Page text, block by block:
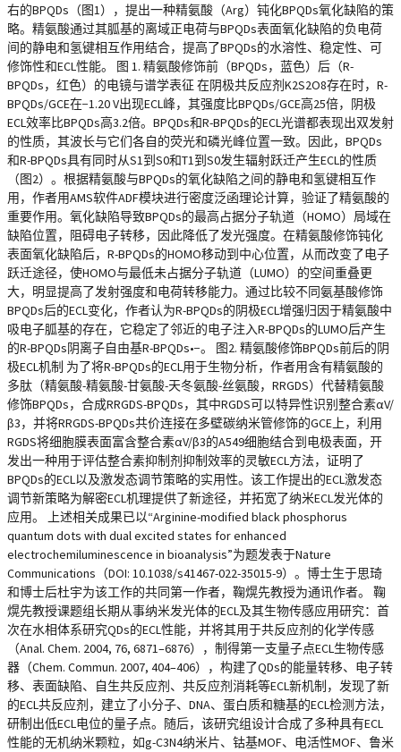
右的BPQDs（图1），提出一种精氨酸（Arg）钝化BPQDs氧化缺陷的策
略。精氨酸通过其胍基的离域正电荷与BPQDs表面氧化缺陷的负电荷
间的静电和氢键相互作用结合，提高了BPQDs的水溶性、稳定性、可
修饰性和ECL性能。 图 1. 精氨酸修饰前（BPQDs，蓝色）后（R-
BPQDs，红色）的电镜与谱学表征 在阴极共反应剂K2S2O8存在时，R-
BPQDs/GCE在−1.20 V出现ECL峰，其强度比BPQDs/GCE高25倍，阴极
ECL效率比BPQDs高3.2倍。BPQDs和R-BPQDs的ECL光谱都表现出双发射
的性质，其波长与它们各自的荧光和磷光峰位置一致。因此，BPQDs
和R-BPQDs具有同时从S1到S0和T1到S0发生辐射跃迁产生ECL的性质
（图2）。根据精氨酸与BPQDs的氧化缺陷之间的静电和氢键相互作
用，作者用AMS软件ADF模块进行密度泛函理论计算，验证了精氨酸的
重要作用。氧化缺陷导致BPQDs的最高占据分子轨道（HOMO）局域在
缺陷位置，阻碍电子转移，因此降低了发光强度。在精氨酸修饰钝化
表面氧化缺陷后，R-BPQDs的HOMO移动到中心位置，从而改变了电子
跃迁途径，使HOMO与最低未占据分子轨道（LUMO）的空间重叠更
大，明显提高了发射强度和电荷转移能力。通过比较不同氨基酸修饰
BPQDs后的ECL变化，作者认为R-BPQDs的阴极ECL增强归因于精氨酸中
吸电子胍基的存在，它稳定了邻近的电子注入R-BPQDs的LUMO后产生
的R-BPQDs阴离子自由基R-BPQDs•−。 图2. 精氨酸修饰BPQDs前后的阴
极ECL机制 为了将R-BPQDs的ECL用于生物分析，作者用含有精氨酸的
多肽（精氨酸-精氨酸-甘氨酸-天冬氨酸-丝氨酸，RRGDS）代替精氨酸
修饰BPQDs，合成RRGDS-BPQDs，其中RGDS可以特异性识别整合素αV/
β3，并将RRGDS-BPQDs共价连接在多壁碳纳米管修饰的GCE上，利用
RGDS将细胞膜表面富含整合素αV/β3的A549细胞结合到电极表面，开
发出一种用于评估整合素抑制剂抑制效率的灵敏ECL方法，证明了
BPQDs的ECL以及激发态调节策略的实用性。该工作提出的ECL激发态
调节新策略为解密ECL机理提供了新途径，并拓宽了纳米ECL发光体的
应用。 上述相关成果已以“Arginine-modified black phosphorus
quantum dots with dual excited states for enhanced
electrochemiluminescence in bioanalysis”为题发表于Nature
Communications（DOI: 10.1038/s41467-022-35015-9）。博士生于思琦
和博士后杜宇为该工作的共同第一作者，鞠熀先教授为通讯作者。 鞠
熀先教授课题组长期从事纳米发光体的ECL及其生物传感应用研究：首
次在水相体系研究QDs的ECL性能，并将其用于共反应剂的化学传感
（Anal. Chem. 2004, 76, 6871–6876），制得第一支量子点ECL生物传感
器（Chem. Commun. 2007, 404–406），构建了QDs的能量转移、电子转
移、表面缺陷、自生共反应剂、共反应剂消耗等ECL新机制，发现了新
的ECL共反应剂，建立了小分子、DNA、蛋白质和糖基的ECL检测方法，
研制出低ECL电位的量子点。随后，该研究组设计合成了多种具有ECL
性能的无机纳米颗粒，如g-C3N4纳米片、钴基MOF、电活性MOF、鲁米